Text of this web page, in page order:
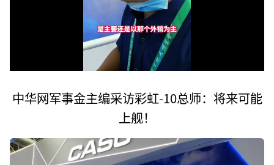
l
a
y
V
i
d
中华网军事金主编采访彩虹-10总师：将来可能
上舰！